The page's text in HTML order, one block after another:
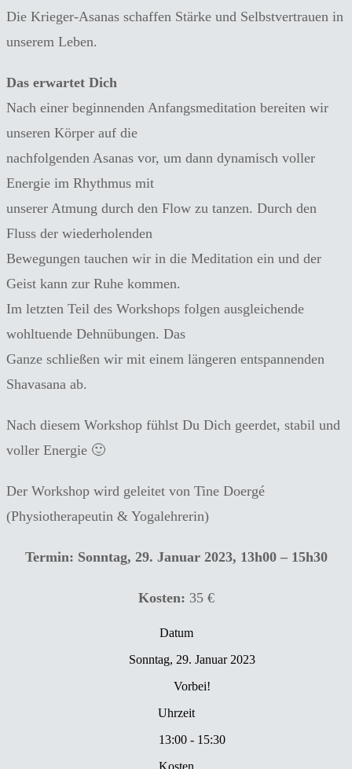
Die Krieger-Asanas schaffen Stärke und Selbstvertrauen in
unserem Leben.
Das erwartet Dich
Nach einer beginnenden Anfangsmeditation bereiten wir
unseren Körper auf die
nachfolgenden Asanas vor, um dann dynamisch voller
Energie im Rhythmus mit
unserer Atmung durch den Flow zu tanzen. Durch den
Fluss der wiederholenden
Bewegungen tauchen wir in die Meditation ein und der
Geist kann zur Ruhe kommen.
Im letzten Teil des Workshops folgen ausgleichende
wohltuende Dehnübungen. Das
Ganze schließen wir mit einem längeren entspannenden
Shavasana ab.
Nach diesem Workshop fühlst Du Dich geerdet, stabil und
voller Energie 🙂
Der Workshop wird geleitet von Tine Doergé
(Physiotherapeutin & Yogalehrerin)
Termin: Sonntag, 29. Januar 2023, 13h00 – 15h30
Kosten: 35 €
Datum
Sonntag, 29. Januar 2023
Vorbei!
Uhrzeit
13:00 - 15:30
Kosten